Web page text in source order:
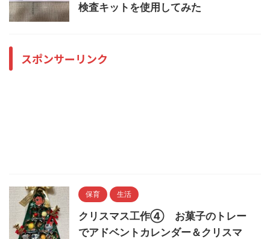
検査キットを使用してみた
スポンサーリンク
保育 生活
クリスマス工作④ お菓子のトレー
でアドベントカレンダー＆クリスマ